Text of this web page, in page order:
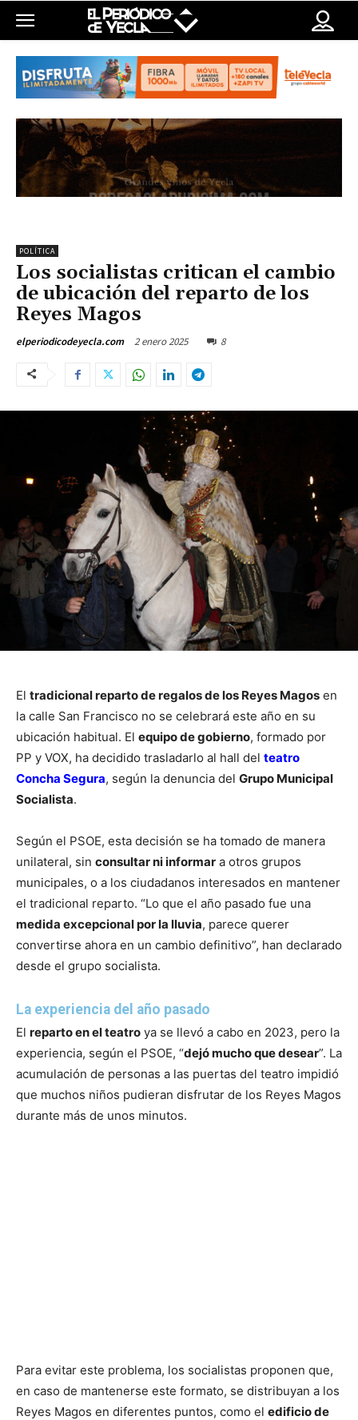
POLÍTICA
Los socialistas critican el cambio
de ubicación del reparto de los
Reyes Magos
elperiodicodeyecla.com 2 enero 2025 8
El tradicional reparto de regalos de los Reyes Magos en
la calle San Francisco no se celebrará este año en su
ubicación habitual. El equipo de gobierno, formado por
PP y VOX, ha decidido trasladarlo al hall del teatro
Concha Segura, según la denuncia del Grupo Municipal
Socialista.
Según el PSOE, esta decisión se ha tomado de manera
unilateral, sin consultar ni informar a otros grupos
municipales, o a los ciudadanos interesados en mantener
el tradicional reparto. “Lo que el año pasado fue una
medida excepcional por la lluvia, parece querer
convertirse ahora en un cambio definitivo”, han declarado
desde el grupo socialista.
La experiencia del año pasado
El reparto en el teatro ya se llevó a cabo en 2023, pero la
experiencia, según el PSOE, “dejó mucho que desear”. La
acumulación de personas a las puertas del teatro impidió
que muchos niños pudieran disfrutar de los Reyes Magos
durante más de unos minutos.
Para evitar este problema, los socialistas proponen que,
en caso de mantenerse este formato, se distribuyan a los
Reyes Magos en diferentes puntos, como el edificio de